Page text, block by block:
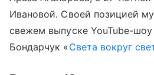
Ивановой. Своей позицией
свежем выпуске YouTube-
Бондарчук «Света вокруг